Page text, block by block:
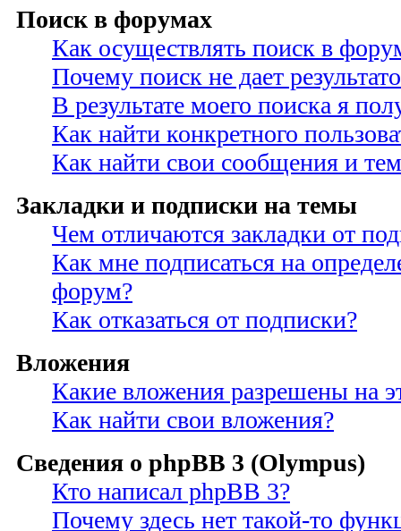
Поиск в форумах
Как осуществлять поиск в
Почему поиск не дает
В результате моего поиска я
Как найти конкретного
Как найти свои сообщения и
Закладки и подписки на темы
Чем отличаются закладки от
Как мне подписаться на
форум?
Как отказаться от подписки?
Вложения
Какие вложения разрешены на
Как найти свои вложения?
Сведения о phpBB 3 (Olympus)
Кто написал phpBB 3?
Почему здесь нет такой-то